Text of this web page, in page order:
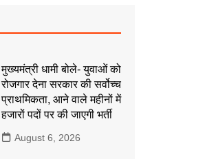
मुख्यमंत्री धामी बोले- युवाओं को
रोजगार देना सरकार की सर्वोच्च
प्राथमिकता, आने वाले महीनों में
हजारों पदों पर की जाएगी भर्ती
August 6, 2026